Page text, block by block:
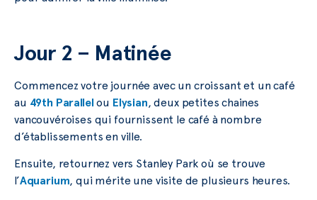
Jour 2 – Matinée
Commencez votre journée avec un croissant et un café
au 49th Parallel ou Elysian, deux petites chaines
vancouvéroises qui fournissent le café à nombre
d’établissements en ville.
Ensuite, retournez vers Stanley Park où se trouve
l’Aquarium, qui mérite une visite de plusieurs heures.